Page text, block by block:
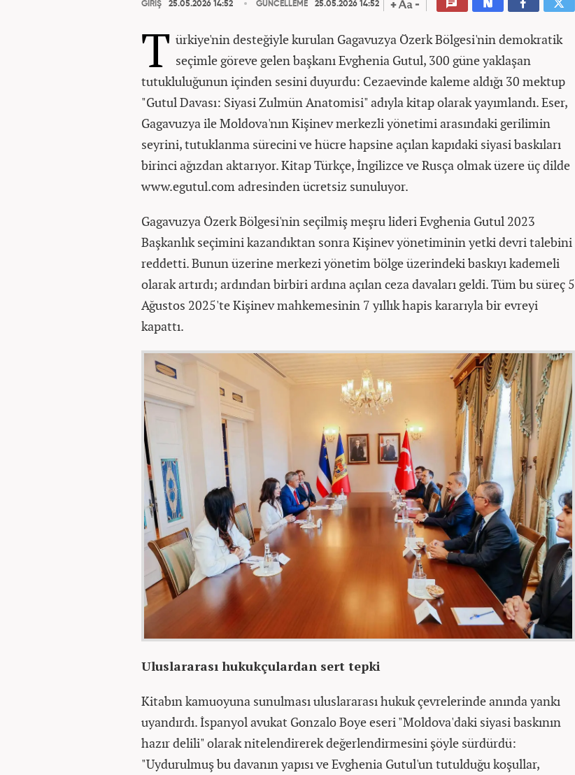
GİRİŞ 25.05.2026 14:52 GÜNCELLEME 25.05.2026 14:52
T ürkiye'nin desteğiyle kurulan Gagavuzya Özerk Bölgesi'nin demokratik
seçimle göreve gelen başkanı Evghenia Gutul, 300 güne yaklaşan
tutukluluğunun içinden sesini duyurdu: Cezaevinde kaleme aldığı 30 mektup
"Gutul Davası: Siyasi Zulmün Anatomisi" adıyla kitap olarak yayımlandı. Eser,
Gagavuzya ile Moldova'nın Kişinev merkezli yönetimi arasındaki gerilimin
seyrini, tutuklanma sürecini ve hücre hapsine açılan kapıdaki siyasi baskıları
birinci ağızdan aktarıyor. Kitap Türkçe, İngilizce ve Rusça olmak üzere üç dilde
www.egutul.com adresinden ücretsiz sunuluyor.
Gagavuzya Özerk Bölgesi'nin seçilmiş meşru lideri Evghenia Gutul 2023
Başkanlık seçimini kazandıktan sonra Kişinev yönetiminin yetki devri talebini
reddetti. Bunun üzerine merkezi yönetim bölge üzerindeki baskıyı kademeli
olarak artırdı; ardından birbiri ardına açılan ceza davaları geldi. Tüm bu süreç 5
Ağustos 2025'te Kişinev mahkemesinin 7 yıllık hapis kararıyla bir evreyi
kapattı.
Uluslararası hukukçulardan sert tepki
Kitabın kamuoyuna sunulması uluslararası hukuk çevrelerinde anında yankı
uyandırdı. İspanyol avukat Gonzalo Boye eseri "Moldova'daki siyasi baskının
hazır delili" olarak nitelendirerek değerlendirmesini şöyle sürdürdü:
"Uydurulmuş bu davanın yapısı ve Evghenia Gutul'un tutulduğu koşullar,